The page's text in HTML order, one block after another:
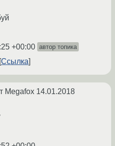
+00:00 автор топика
Ссылка
Megafox 14.01.2018